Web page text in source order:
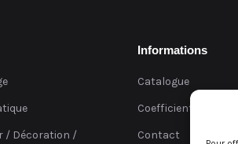
/ Décoration /
Informations
Catalogue
Coefficients
Contact